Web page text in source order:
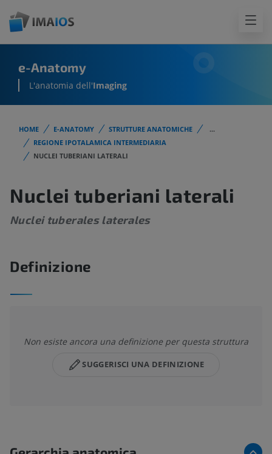
e-Anatomy
L'anatomia dell'Imaging
HOME E-ANATOMY STRUTTURE ANATOMICHE
...
REGIONE IPOTALAMICA INTERMEDIARIA
NUCLEI TUBERIANI LATERALI
Nuclei tuberiani laterali
Nuclei tuberales laterales
Definizione
Non esiste ancora una definizione per questa struttura
SUGGERISCI UNA DEFINIZIONE